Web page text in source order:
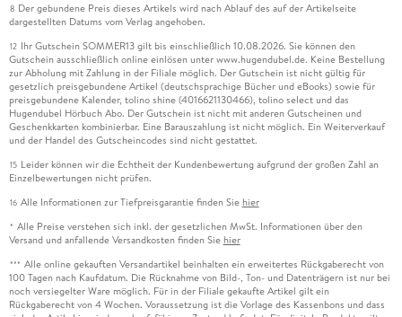
8 Der gebundene Preis dieses Artikels wird nach Ablauf des auf der Artikelseite
dargestellten Datums vom Verlag angehoben.
12 Ihr Gutschein SOMMER13 gilt bis einschließlich 10.08.2026. Sie können den
Gutschein ausschließlich online einlösen unter www.hugendubel.de. Keine Bestellung
zur Abholung mit Zahlung in der Filiale möglich. Der Gutschein ist nicht gültig für
gesetzlich preisgebundene Artikel (deutschsprachige Bücher und eBooks) sowie für
preisgebundene Kalender, tolino shine (4016621130466), tolino select und das
Hugendubel Hörbuch Abo. Der Gutschein ist nicht mit anderen Gutscheinen und
Geschenkkarten kombinierbar. Eine Barauszahlung ist nicht möglich. Ein Weiterverkauf
und der Handel des Gutscheincodes sind nicht gestattet.
15 Leider können wir die Echtheit der Kundenbewertung aufgrund der großen Zahl an
Einzelbewertungen nicht prüfen.
16 Alle Informationen zur Tiefpreisgarantie finden Sie hier
* Alle Preise verstehen sich inkl. der gesetzlichen MwSt. Informationen über den
Versand und anfallende Versandkosten finden Sie hier
*** Alle online gekauften Versandartikel beinhalten ein erweitertes Rückgaberecht von
100 Tagen nach Kaufdatum. Die Rücknahme von Bild-, Ton- und Datenträgern ist nur bei
noch versiegelter Ware möglich. Für in der Filiale gekaufte Artikel gilt ein
Rückgaberecht von 4 Wochen. Voraussetzung ist die Vorlage des Kassenbons und dass